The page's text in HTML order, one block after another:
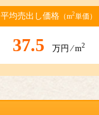
平均売出し価格 （m2単価）
37.5 万円 ⁄ m2